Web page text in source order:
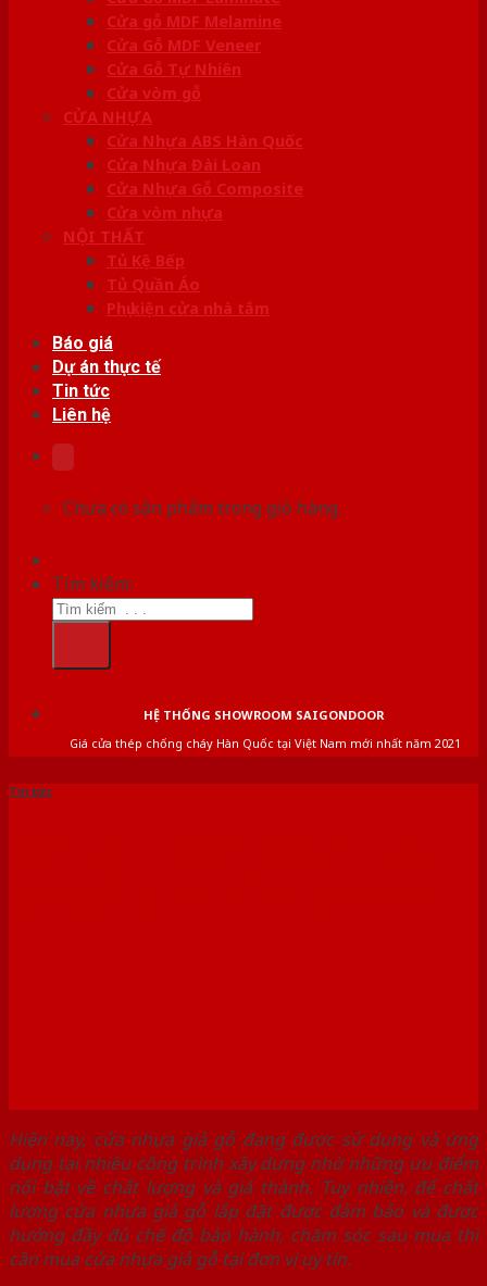
Cửa gỗ MDF Melamine
Cửa Gỗ MDF Veneer
Cửa Gỗ Tự Nhiên
Cửa vòm gỗ
CỬA NHỰA
Cửa Nhựa ABS Hàn Quốc
Cửa Nhựa Đài Loan
Cửa Nhựa Gỗ Composite
Cửa vòm nhựa
NỘI THẤT
Tủ Kệ Bếp
Tủ Quần Áo
Phụ kiện cửa nhà tắm
Báo giá
Dự án thực tế
Tin tức
Liên hệ
Chưa có sản phẩm trong giỏ hàng.
Tìm kiếm:
HỆ THỐNG SHOWROOM SAIGONDOOR
Giá cửa thép chống cháy Hàn Quốc tại Việt Nam mới nhất năm 2021
Tin tức
Hiện nay, cửa nhựa giả gỗ đang được sử dụng và ứng
dụng tại nhiều công trình xây dựng nhờ những ưu điểm
nổi bật về chất lượng và giá thành. Tuy nhiên, để chất
lượng cửa nhựa giả gỗ lắp đặt được đảm bảo và được
hưởng đầy đủ chế độ bảo hành, chăm sóc sau mua thì
cần mua cửa nhựa giả gỗ tại đơn vị uy tín.